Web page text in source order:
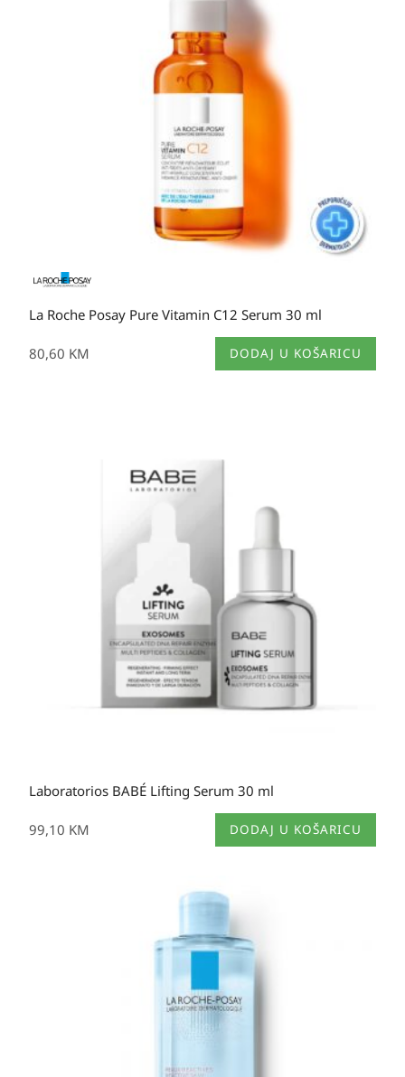
La Roche Posay Pure Vitamin C12 Serum 30 ml
80,60 KM DODAJ U KOŠARICU
Laboratorios BABÉ Lifting Serum 30 ml
99,10 KM DODAJ U KOŠARICU